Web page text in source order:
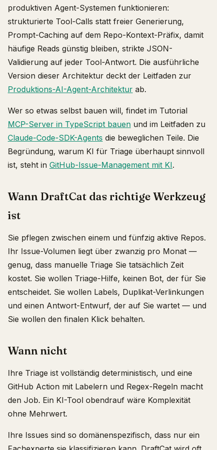
produktiven Agent-Systemen funktionieren:
strukturierte Tool-Calls statt freier Generierung,
Prompt-Caching auf dem Repo-Kontext-Präfix, damit
häufige Reads günstig bleiben, strikte JSON-
Validierung auf jeder Tool-Antwort. Die ausführliche
Version dieser Architektur deckt der Leitfaden zur
Produktions-AI-Agent-Architektur ab.
Wer so etwas selbst bauen will, findet im Tutorial
MCP-Server in TypeScript bauen und im Leitfaden zu
Claude-Code-SDK-Agents die beweglichen Teile. Die
Begründung, warum KI für Triage überhaupt sinnvoll
ist, steht in GitHub-Issue-Management mit KI.
Wann DraftCat das richtige Werkzeug
ist
Sie pflegen zwischen einem und fünfzig aktive Repos.
Ihr Issue-Volumen liegt über zwanzig pro Monat —
genug, dass manuelle Triage Sie tatsächlich Zeit
kostet. Sie wollen Triage-Hilfe, keinen Bot, der für Sie
entscheidet. Sie wollen Labels, Duplikat-Verlinkungen
und einen Antwort-Entwurf, der auf Sie wartet — und
Sie wollen den finalen Klick behalten.
Wann nicht
Ihre Triage ist vollständig deterministisch, und eine
GitHub Action mit Labelern und Regex-Regeln macht
den Job. Ein KI-Tool obendrauf wäre Komplexität
ohne Mehrwert.
Ihre Issues sind so domänenspezifisch, dass nur ein